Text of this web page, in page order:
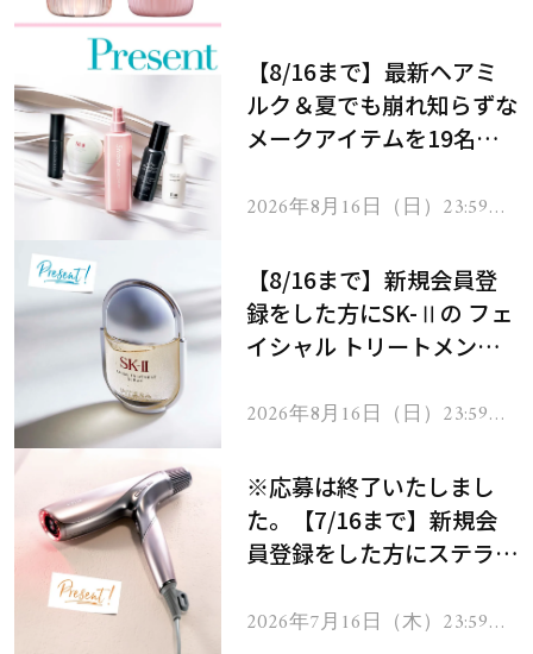
【8/16まで】最新ヘアミ
ルク＆夏でも崩れ知らずな
メークアイテムを19名様
2026年8月16日（日）23:59ま
【8/16まで】新規会員登
録をした方にSK-Ⅱの フェ
イシャル トリートメント
2026年8月16日（日）23:59ま
※応募は終了いたしまし
た。【7/16まで】新規会
員登録をした方にステラボ
ヘアドライヤー ジュエル
2026年7月16日（木）23:59ま